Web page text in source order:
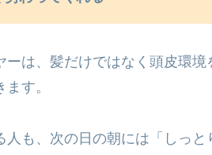
ーは、髪だけではなく頭皮環
ます。
人も、次の日の朝には「しっと